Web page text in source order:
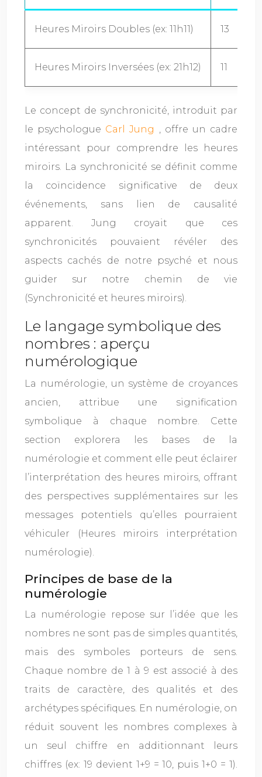
Heures Miroirs Doubles (ex: 11h11) 13
Heures Miroirs Inversées (ex: 21h12) 11
Le concept de synchronicité, introduit par
le psychologue Carl Jung , offre un cadre
intéressant pour comprendre les heures
miroirs. La synchronicité se définit comme
la coïncidence significative de deux
événements, sans lien de causalité
apparent. Jung croyait que ces
synchronicités pouvaient révéler des
aspects cachés de notre psyché et nous
guider sur notre chemin de vie
(Synchronicité et heures miroirs).
Le langage symbolique des
nombres : aperçu
numérologique
La numérologie, un système de croyances
ancien, attribue une signification
symbolique à chaque nombre. Cette
section explorera les bases de la
numérologie et comment elle peut éclairer
l’interprétation des heures miroirs, offrant
des perspectives supplémentaires sur les
messages potentiels qu’elles pourraient
véhiculer (Heures miroirs interprétation
numérologie).
Principes de base de la
numérologie
La numérologie repose sur l’idée que les
nombres ne sont pas de simples quantités,
mais des symboles porteurs de sens.
Chaque nombre de 1 à 9 est associé à des
traits de caractère, des qualités et des
archétypes spécifiques. En numérologie, on
réduit souvent les nombres complexes à
un seul chiffre en additionnant leurs
chiffres (ex: 19 devient 1+9 = 10, puis 1+0 = 1).